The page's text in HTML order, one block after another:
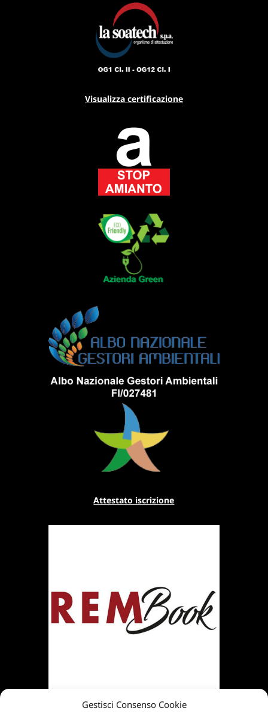
Gestisci Consenso Cookie
Visualizza certificazione
Attestato iscrizione